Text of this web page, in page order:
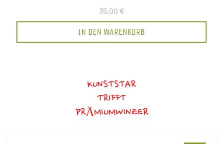
35,00 €
IN DEN WARENKORB
KUNSTSTAR
TRIFFT
PRÄMIUMWINZER